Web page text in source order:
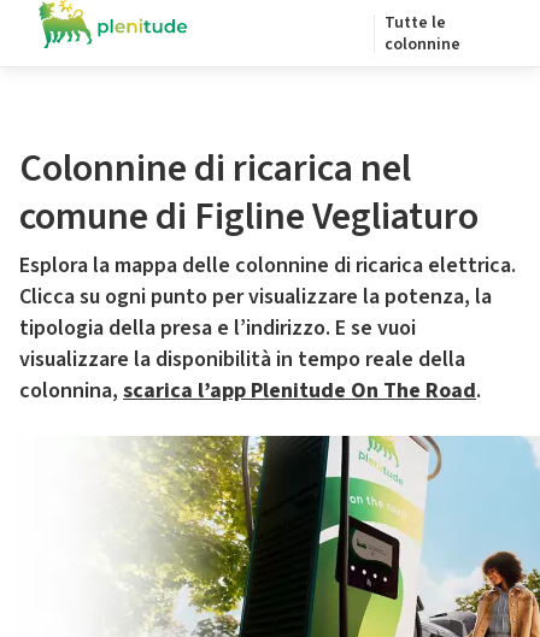
Tutte le
colonnine
Colonnine di ricarica nel
comune di Figline Vegliaturo
Esplora la mappa delle colonnine di ricarica elettrica.
Clicca su ogni punto per visualizzare la potenza, la
tipologia della presa e l’indirizzo. E se vuoi
visualizzare la disponibilità in tempo reale della
colonnina, scarica l’app Plenitude On The Road.